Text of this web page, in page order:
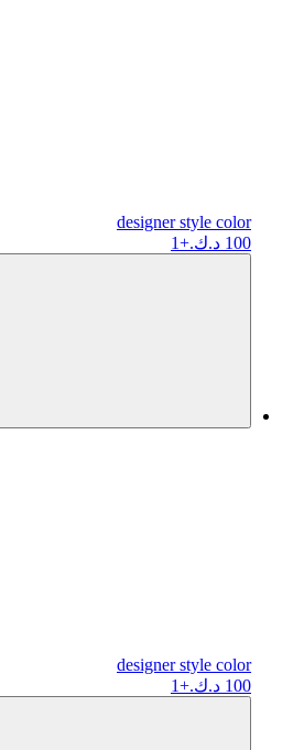
designerstyle color
100 د.ك.
+1
designerstyle color
100 د.ك.
+1